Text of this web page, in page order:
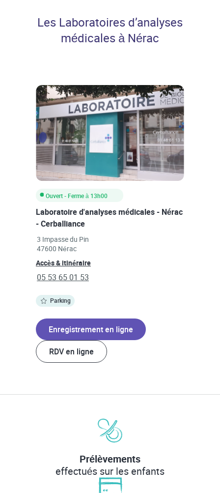
Les Laboratoires d’analyses
médicales à Nérac
Ouvert- Ferme à 13h00
Laboratoire d'analyses médicales - Nérac
- Cerballiance
3 Impasse du Pin
47600 Nérac
Link Opens in New Tab
Accès & itinéraireLink Opens in New Tab
phone
05 53 65 01 53
Parking
Enregistrement en ligne
RDV en ligne
Prélèvements
effectués sur les enfants